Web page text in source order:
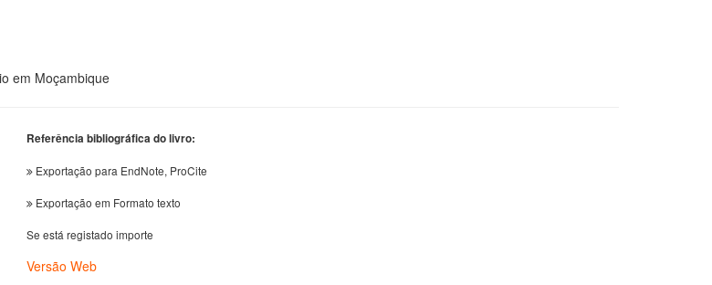
em Moçambique
Referência bibliográfica do livro:
Exportação para EndNote, ProCite
Exportação em Formato texto
Se está registado importe
Versão Web